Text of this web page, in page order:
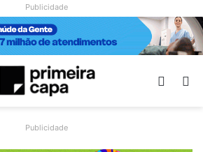
Publicidade
Publicidade